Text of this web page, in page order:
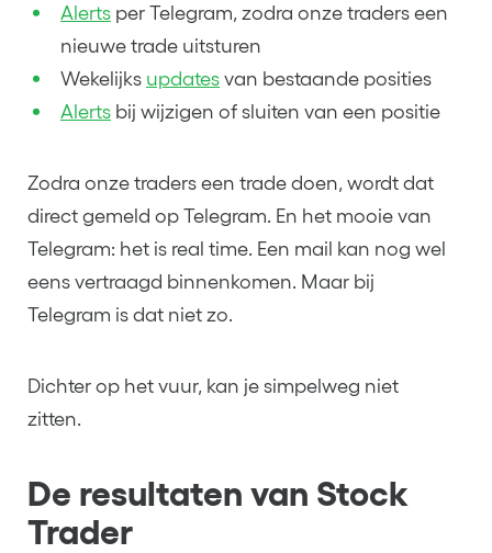
Alerts per Telegram, zodra onze traders een
nieuwe trade uitsturen
Wekelijks updates van bestaande posities
Alerts bij wijzigen of sluiten van een positie
Zodra onze traders een trade doen, wordt dat
direct gemeld op Telegram. En het mooie van
Telegram: het is real time. Een mail kan nog wel
eens vertraagd binnenkomen. Maar bij
Telegram is dat niet zo.
Dichter op het vuur, kan je simpelweg niet
zitten.
De resultaten van Stock
Trader